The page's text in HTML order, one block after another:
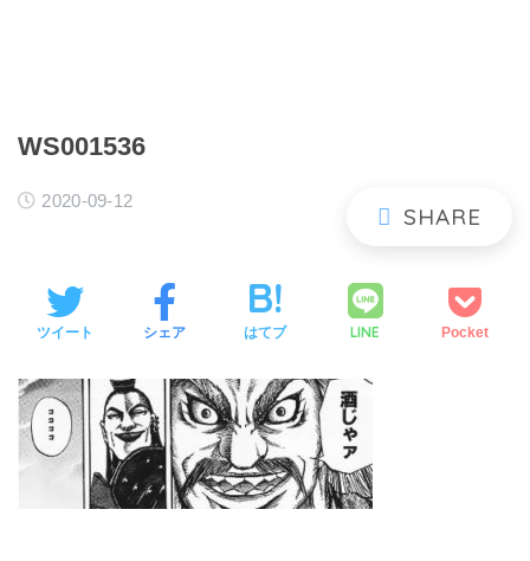
WS001536
2020-09-12
ツイート シェア はてブ LINE Pocket